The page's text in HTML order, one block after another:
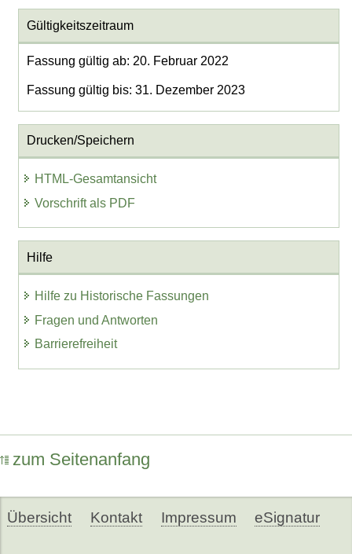
Gültigkeitszeitraum
Fassung gültig ab: 20. Februar 2022
Fassung gültig bis: 31. Dezember 2023
Drucken/Speichern
HTML-Gesamtansicht
Vorschrift als PDF
Hilfe
Hilfe zu Historische Fassungen
Fragen und Antworten
Barrierefreiheit
zum Seitenanfang
Übersicht Kontakt Impressum eSignatur